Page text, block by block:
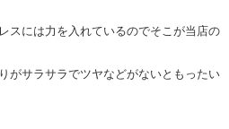
スには力を入れているのでそこが当店の
がサラサラでツヤなどがないともったい